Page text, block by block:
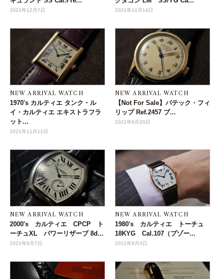
2021年12月7日 2021年11月14日
NEW ARRIVAL WATCH
1970's カルティエ タンク・ル
イ・カルティエ エキストラフラ
ット...
2021年11月11日
NEW ARRIVAL WATCH
【Not For Sale】パテック・フィ
リップ Ref.2457 ブ...
2021年9月20日
NEW ARRIVAL WATCH
2000's カルティエ CPCP ト
ーチュXL パワーリザーブ 8d...
2021年9月7日
NEW ARRIVAL WATCH
1980's カルティエ トーチュ
18KYG Cal.107（プゾー...
2021年8月3日